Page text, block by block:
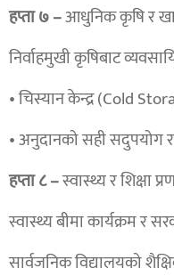
हप्ता ७ –आधुनिक कृषि र
निर्वाहमुखी कृषिबाट
• चिस्यान केन्द्र (Cold
• अनुदानको सही सदुपयोग र
हप्ता ८ –स्वास्थ्य र शिक्षा
स्वास्थ्य बीमा कार्यक्रम र
सार्वजनिक विद्यालयको